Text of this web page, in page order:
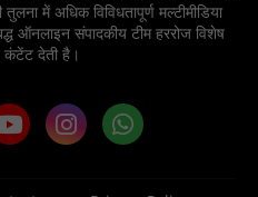
में अधिक विविधतापूर्ण मल्टीमीडिया
ऑनलाइन संपादकीय टीम हररोज विशेष
देती है।